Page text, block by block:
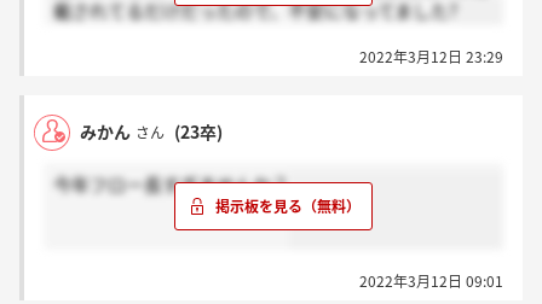
載されてるだけだったので、不安になってました?
2022年3月12日 23:29
みかん さん (23卒)
今年フロー長すぎませんか？
2022年3月12日 09:01